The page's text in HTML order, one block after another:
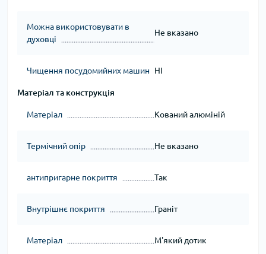
Можна використовувати в
духовці
Не вказано
Чищення посудомийних машин НІ
Матеріал та конструкція
Матеріал Кований алюміній
Термічний опір Не вказано
антипригарне покриття Так
Внутрішнє покриття Граніт
Матеріал М'який дотик